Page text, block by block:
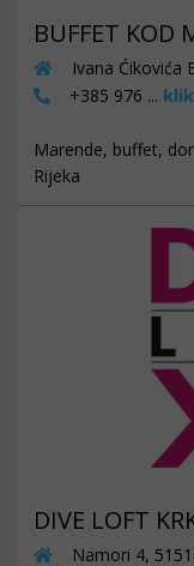
BUFFET KOD
Ivana
+385 976 ...
Marende, buffet,
Rijeka
DIVE LOFT
Namori 4,